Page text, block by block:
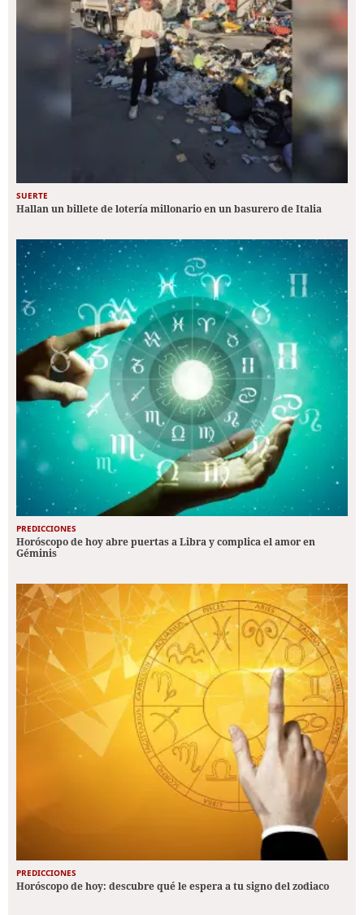
SUERTE
Hallan un billete de lotería millonario en un basurero de Italia
PREDICCIONES
Horóscopo de hoy abre puertas a Libra y complica el amor en
Géminis
PREDICCIONES
Horóscopo de hoy: descubre qué le espera a tu signo del zodiaco